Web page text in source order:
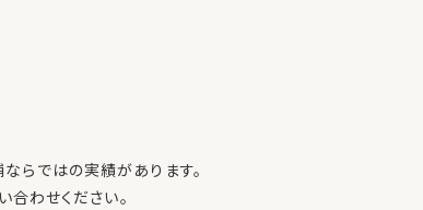
らではの実績があります。
わせください。